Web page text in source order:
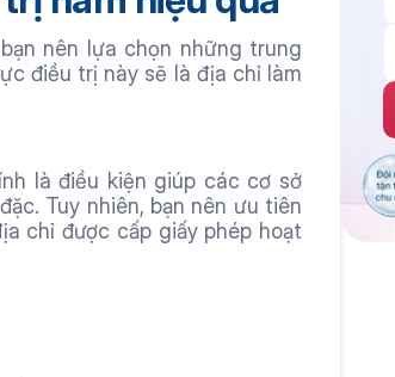
nên lựa chọn những trung
điều trị này sẽ là địa chỉ làm
là điều kiện giúp các cơ sở
Tuy nhiên, bạn nên ưu tiên
chỉ được cấp giấy phép hoạt